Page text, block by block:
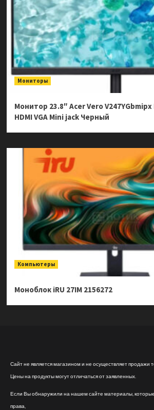
Мониторы
Монитор 23.8″ Acer Vero V247YGbmipx
HDMI VGA Mini jack Черный
Компьютеры
Моноблок iRU 27IM 2156272
Сайт не является магазином и не осуществляет продажи
Цены на продукты могут отличаться от заявленных.
Если Вы обнаружили на нашем сайте материалы,
права,